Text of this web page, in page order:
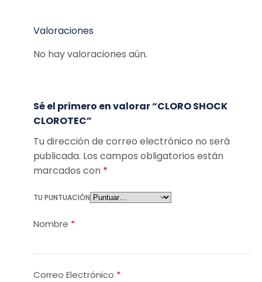
Valoraciones
No hay valoraciones aún.
Sé el primero en valorar “CLORO SHOCK
CLOROTEC”
Tu dirección de correo electrónico no será
publicada. Los campos obligatorios están
marcados con *
TU PUNTUACIÓN
Nombre *
Correo Electrónico *